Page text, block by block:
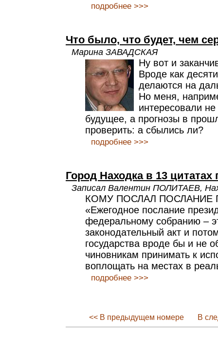
подробнее >>>
Что было, что будет, чем
Марина ЗАВАДСКАЯ
Ну вот и
Вроде как
делаются на
Но меня,
интересовали
будущее, а прогнозы в
проверить: а сбылись ли?
подробнее >>>
Город Находка в 13 цитатах
Записал Валентин ПОЛИТАЕВ,
КОМУ ПОСЛАЛ ПОСЛАНИЕ
«Ежегодное послание
федеральному собранию –
законодательный акт и
государства вроде бы и не
чиновникам принимать к
воплощать на местах в
подробнее >>>
<< В предыдущем номере В